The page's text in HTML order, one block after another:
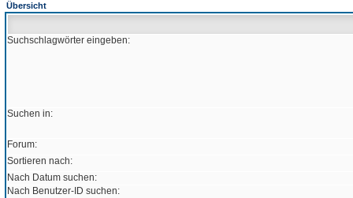
Übersicht
Suchschlagwörter eingeben:
Suchen in:
Forum:
Sortieren nach:
Nach Datum suchen:
Nach Benutzer-ID suchen: